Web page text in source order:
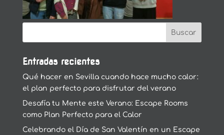
Entradas recientes
Qué hacer en Sevilla cuando hace mucho calor:
el plan perfecto para disfrutar del verano
Desafía tu Mente este Verano: Escape Rooms
como Plan Perfecto para el Calor
Celebrando el Día de San Valentín en un Escape